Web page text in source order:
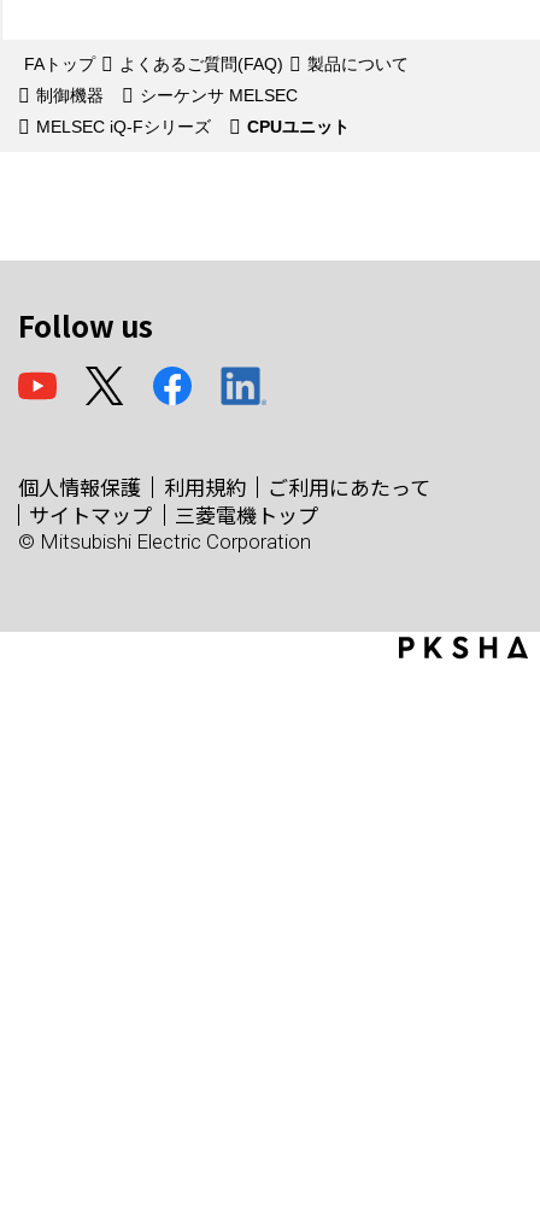
FAトップ よくあるご質問(FAQ)
製品について
制御機器
シーケンサ MELSEC
MELSEC iQ-Fシリーズ
CPUユニット
Follow us
個人情報保護 利用規約
ご利用にあたって
サイトマップ
三菱電機トップ
© Mitsubishi Electric Corporation